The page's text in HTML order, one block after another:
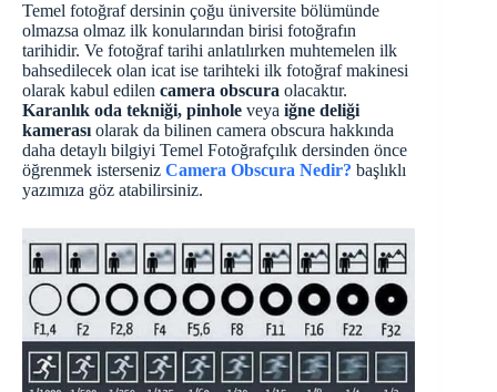
Temel fotoğraf dersinin çoğu üniversite bölümünde
olmazsa olmaz ilk konularından birisi fotoğrafın
tarihidir. Ve fotoğraf tarihi anlatılırken muhtemelen ilk
bahsedilecek olan icat ise tarihteki ilk fotoğraf makinesi
olarak kabul edilen camera obscura olacaktır.
Karanlık oda tekniği, pinhole veya iğne deliği
kamerası olarak da bilinen camera obscura hakkında
daha detaylı bilgiyi Temel Fotoğrafçılık dersinden önce
öğrenmek isterseniz Camera Obscura Nedir? başlıklı
yazımıza göz atabilirsiniz.